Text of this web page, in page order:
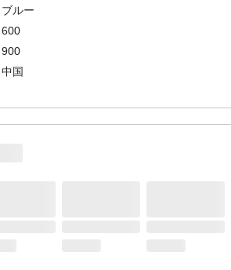
ブルー
600
900
中国
フィルム:低密度ポリエチレン（LDPE）